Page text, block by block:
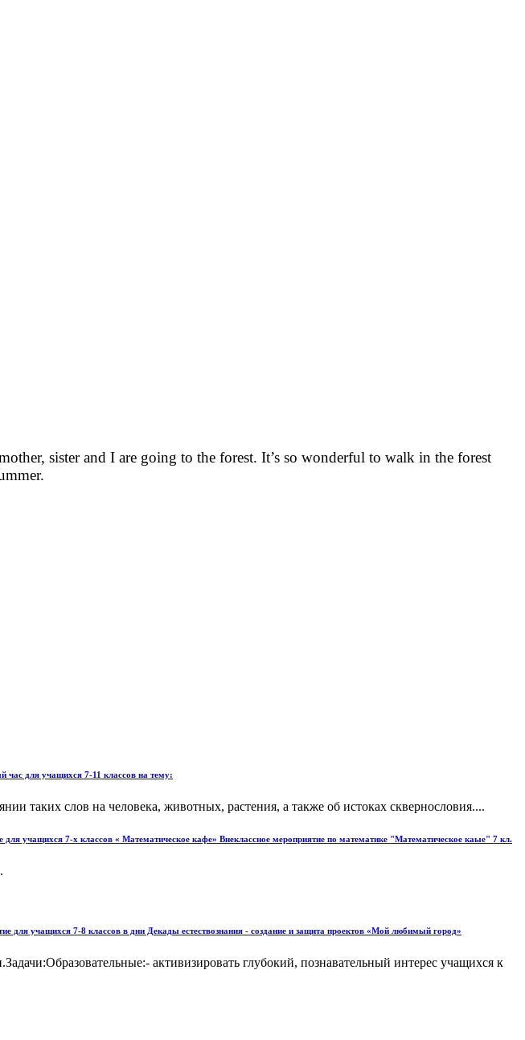
sister and I are going to the forest. It’s so wonderful to walk in the forest
час для учащихся 7-11 классов на тему:
таких слов на человека, животных, растения, а также об истоках сквернословия....
учащихся 7-х классов « Математическое кафе» Внеклассное мероприятие по математике "Математическое каые" 7 кл.
для учащихся 7-8 классов в дни Декады естествознания - создание и защита проектов «Мой любимый город»
активизировать глубокий, познавательный интерес учащихся к